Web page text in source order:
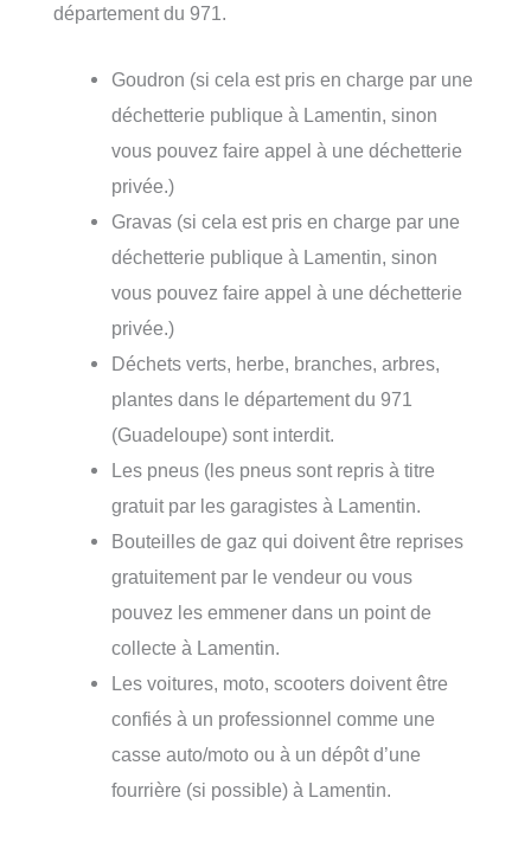
département du 971.
Goudron (si cela est pris en charge par une
déchetterie publique à Lamentin, sinon
vous pouvez faire appel à une déchetterie
privée.)
Gravas (si cela est pris en charge par une
déchetterie publique à Lamentin, sinon
vous pouvez faire appel à une déchetterie
privée.)
Déchets verts, herbe, branches, arbres,
plantes dans le département du 971
(Guadeloupe) sont interdit.
Les pneus (les pneus sont repris à titre
gratuit par les garagistes à Lamentin.
Bouteilles de gaz qui doivent être reprises
gratuitement par le vendeur ou vous
pouvez les emmener dans un point de
collecte à Lamentin.
Les voitures, moto, scooters doivent être
confiés à un professionnel comme une
casse auto/moto ou à un dépôt d’une
fourrière (si possible) à Lamentin.